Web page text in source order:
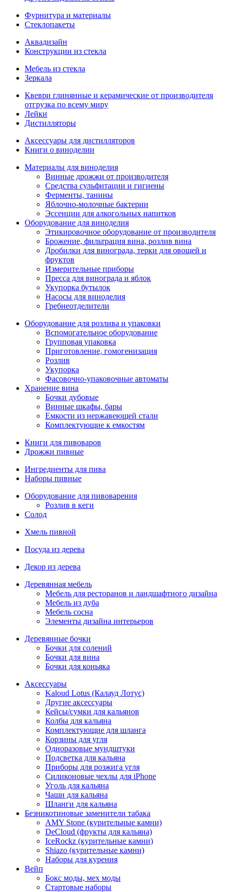
Фурнитура и материалы
Стеклопакеты
Аквадизайн
Конструкции из стекла
Мебель из стекла
Зеркала
Квеври глинянные и керамические от производителя
отгрузка по всему миру
Лейки
Дистилляторы
Аксессуары для дистилляторов
Книги о виноделии
Материалы для виноделия
Винные дрожжи от производителя
Средства сульфитации и гигиены
Ферменты, танины
Яблочно-молочные бактерии
Эссенции для алкогольных напитков
Оборудование для виноделия
Этикировочное оборудование от производителя
Брожение, фильтрация вина, розлив вина
Дробилки для винограда, терки для овощей и
фруктов
Измерительные приборы
Пресса для винограда и яблок
Укупорка бутылок
Насосы для виноделия
Гребнеотделители
Оборудование для розлива и упаковки
Вспомогательное оборудование
Групповая упаковка
Приготовление, гомогенизация
Розлив
Укупорка
Фасовочно-упаковочные автоматы
Хранение вина
Бочки дубовые
Винные шкафы, бары
Емкости из нержавеющей стали
Комплектующие к емкостям
Книги для пивоваров
Дрожжи пивные
Ингредиенты для пива
Наборы пивные
Оборудование для пивоварения
Розлив в кеги
Солод
Хмель пивной
Посуда из дерева
Декор из дерева
Деревянная мебель
Мебель для ресторанов и ландшафтного дизайна
Мебель из дуба
Мебель сосна
Элементы дизайна интерьеров
Деревянные бочки
Бочки для солений
Бочки для вина
Бочки для коньяка
Аксессуары
Kaloud Lotus (Калауд Лотус)
Другие аксессуары
Кейсы/сумки для кальянов
Колбы для кальяна
Комплектующие для шланга
Корзины для угля
Одноразовые мундштуки
Подсветка для кальяна
Приборы для розжига угля
Силиконовые чехлы для iPhone
Уголь для кальяна
Чаши для кальяна
Шланги для кальяна
Безникотиновые заменители табака
AMY Stone (курительные камни)
DeCloud (фрукты для кальяна)
IceRockz (курительные камни)
Shiazo (курительные камни)
Наборы для курения
Вейп
Бокс моды, мех моды
Стартовые наборы